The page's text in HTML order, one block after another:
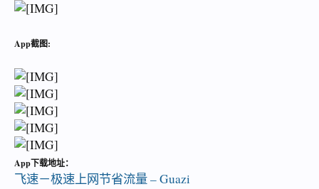
App截图:
App下载地址：
飞速－极速上网节省流量 – Guazi